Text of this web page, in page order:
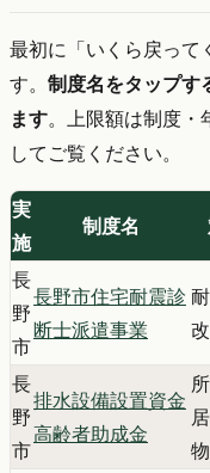
最初に「いくら戻って
す。 制度名をタップす
ます。上限額は制度・
してご覧ください。
実
施
制度名
長
野
市
長野市住宅耐震診
断士派遣事業
長
野
市
排水設備設置資金
高齢者助成金
物